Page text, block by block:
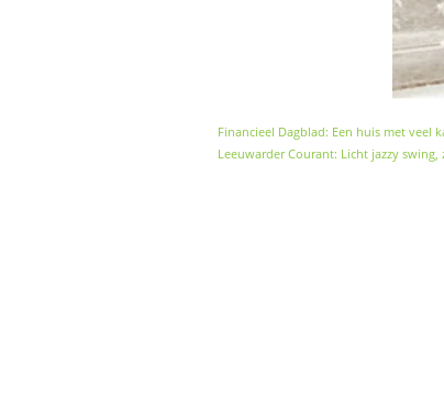
Financieel Dagblad: Een huis met veel
Leeuwarder Courant: Licht jazzy